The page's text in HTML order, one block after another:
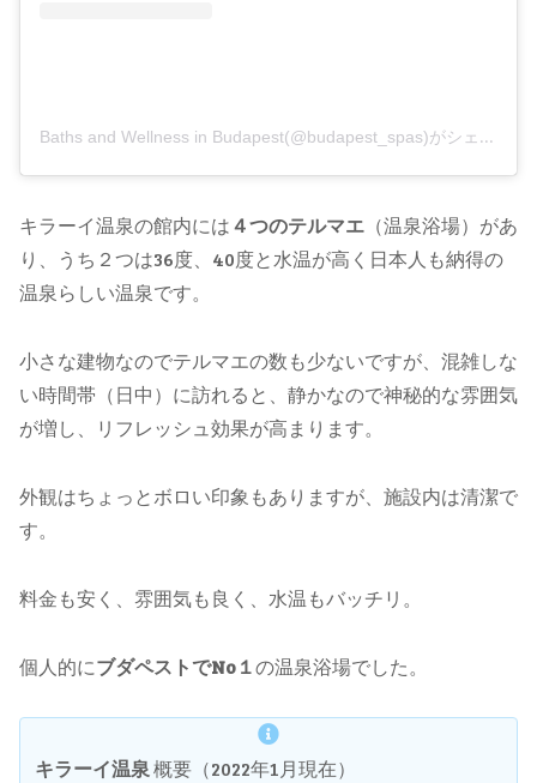
Baths and Wellness in Budapest(@budapest_spas)がシェアした投稿
キラーイ温泉の館内には４つのテルマエ （温泉浴場）があ
り、うち２つは36度、40度と水温が高く日本人も納得の
温泉らしい温泉です。
小さな建物なのでテルマエの数も少ないですが、混雑しな
い時間帯（日中）に訪れると、静かなので神秘的な雰囲気
が増し、リフレッシュ効果が高まります。
外観はちょっとボロい印象もありますが、施設内は清潔で
す。
料金も安く、雰囲気も良く、水温もバッチリ。
個人的にブダペストでNo１の温泉浴場でした。
キラーイ温泉概要（2022年1月現在）